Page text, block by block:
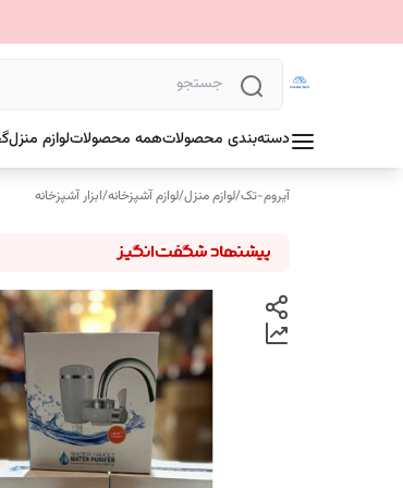
دسته‌بندی محصولاتهمه محصولاتلوازم منزل
آیروم-تک/لوازم منزل/لوازم آشپزخانه/ابزار آشپزخانه